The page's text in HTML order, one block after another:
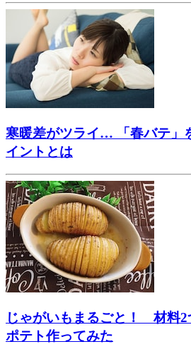
寒暖差がツライ… 「春バテ」
イントとは
じゃがいもまるごと！ 材料2
ポテト作ってみた